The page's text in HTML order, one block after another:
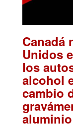
Canadá
Unidos
los
alcohol
cambio